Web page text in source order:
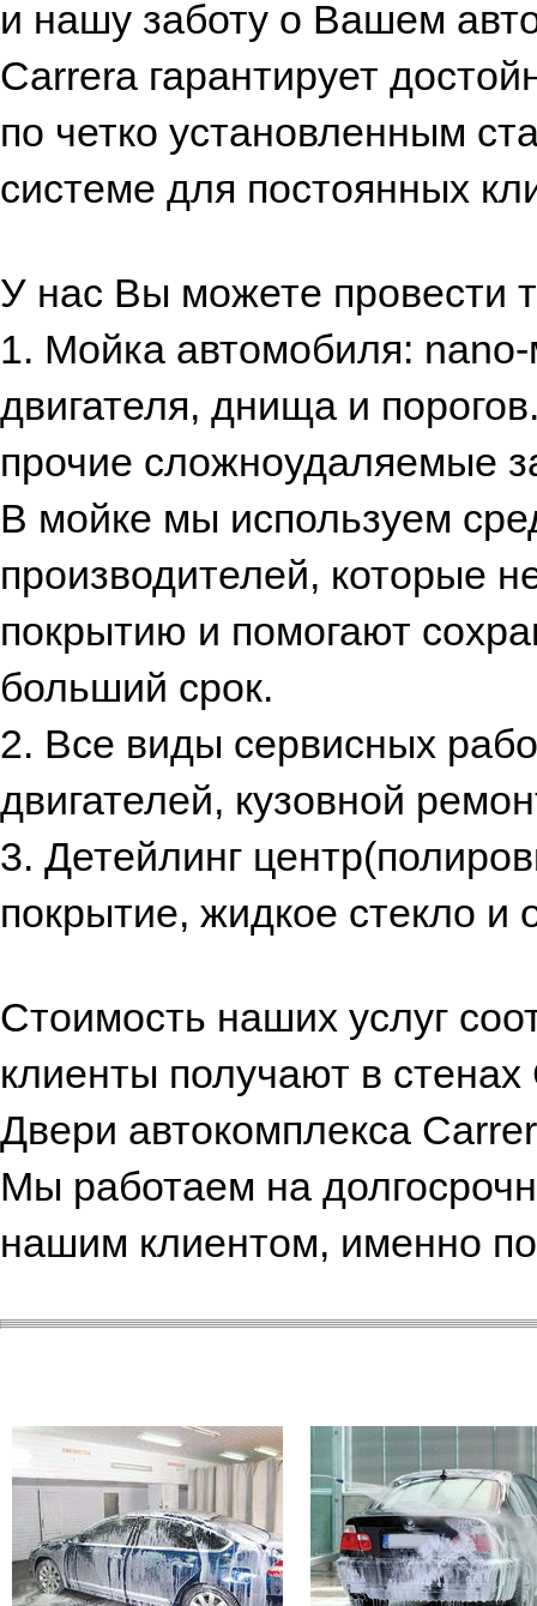
и нашу заботу о Вашем
Carrera гарантирует
по четко установленным
системе для постоянных
У нас Вы можете провести
1. Мойка автомобиля:
двигателя, днища и
прочие сложноудаляемые
В мойке мы используем
производителей, которые
покрытию и помогают
больший срок.
2. Все виды сервисных
двигателей, кузовной
3. Детейлинг
покрытие, жидкое стекло и
Стоимость наших услуг
клиенты получают в стенах
Двери автокомплекса
Мы работаем на
нашим клиентом, именно